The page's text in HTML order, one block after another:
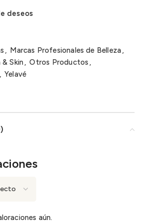
deseos
, Marcas Profesionales de Belleza,
Skin, Otros Productos ,
, Yelavé
aún.